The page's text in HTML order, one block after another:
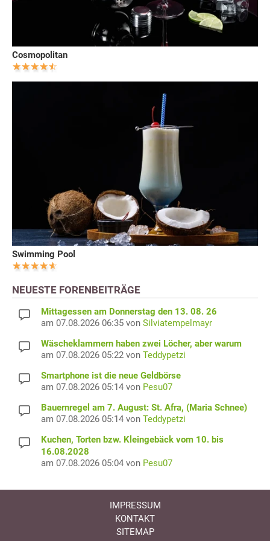
Cosmopolitan
Swimming Pool
NEUESTE FORENBEITRÄGE
Mittagessen am Donnerstag den 13. 08. 26
am 07.08.2026 06:35 von Silviatempelmayr
Wäscheklammern haben zwei Löcher, aber warum
am 07.08.2026 05:22 von Teddypetzi
Smartphone ist die neue Geldbörse
am 07.08.2026 05:14 von Pesu07
Bauernregel am 7. August: St. Afra, (Maria Schnee)
am 07.08.2026 05:14 von Teddypetzi
Kuchen, Torten bzw. Kleingebäck vom 10. bis
16.08.2028
am 07.08.2026 05:04 von Pesu07
IMPRESSUM
KONTAKT
SITEMAP